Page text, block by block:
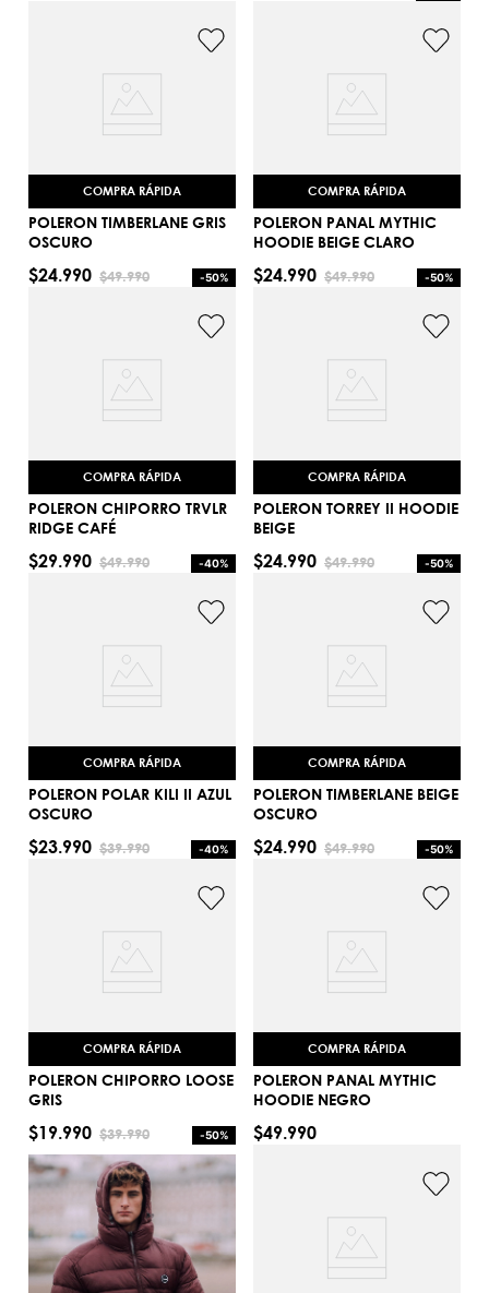
COMPRA RÁPIDA
S
POLERON TIMBERLANE GRIS
OSCURO
$49.990
$24.990 -50%
COMPRA RÁPIDA
S
POLERON PANAL MYTHIC
HOODIE BEIGE CLARO
$49.990
$24.990 -50%
COMPRA RÁPIDA
M
POLERON CHIPORRO TRVLR
RIDGE CAFÉ
$49.990
$29.990 -40%
COMPRA RÁPIDA
M
POLERON TORREY II HOODIE
BEIGE
$49.990
$24.990 -50%
COMPRA RÁPIDA
S
POLERON POLAR KILI II AZUL
OSCURO
$39.990
$23.990 -40%
COMPRA RÁPIDA
L
POLERON TIMBERLANE BEIGE
OSCURO
$49.990
$24.990 -50%
COMPRA RÁPIDA
S
AGREGAR AL CARRITO
POLERON CHIPORRO LOOSE
GRIS
$39.990
$19.990 -50%
COMPRA RÁPIDA
M
POLERON PANAL MYTHIC
HOODIE NEGRO
$49.990